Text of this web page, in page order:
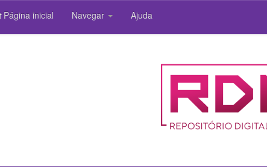
Página inicial Navegar Ajuda